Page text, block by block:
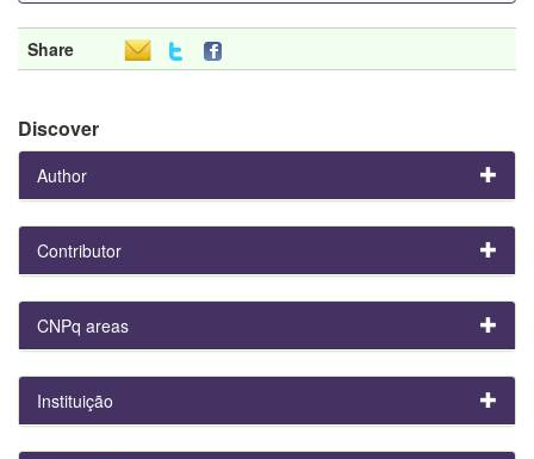
Share
Discover
Author
Contributor
CNPq areas
Instituição